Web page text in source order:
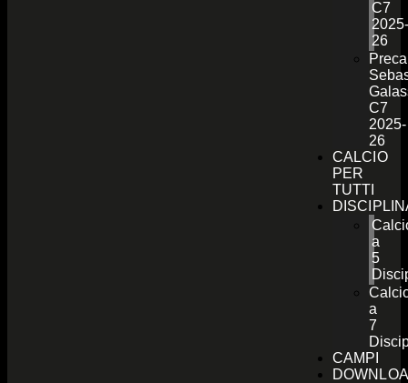
C7
2025-
26
C7
2025-
26
CALCIO
PER
TUTTI
a
5
a
7
CAMPI